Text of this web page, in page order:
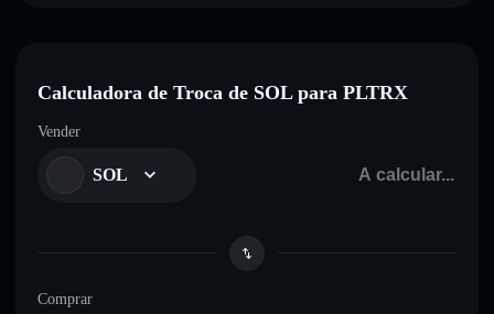
Calculadora de Troca de SOL para PLTRX
Vender
SOL
Comprar